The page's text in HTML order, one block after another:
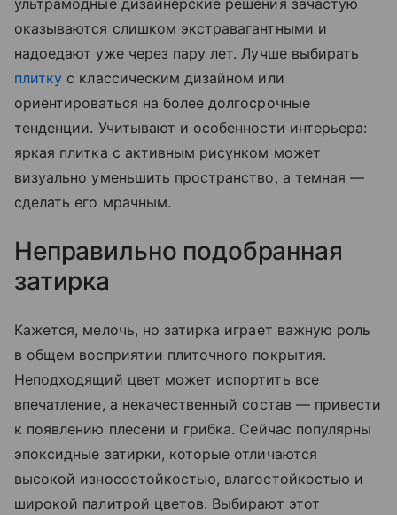
оказываются слишком экстравагантными и
надоедают уже через пару лет. Лучше выбирать
плитку с классическим дизайном или
ориентироваться на более долгосрочные
тенденции. Учитывают и особенности интерьера:
яркая плитка с активным рисунком может
визуально уменьшить пространство, а темная —
сделать его мрачным.
Неправильно подобранная
затирка
Кажется, мелочь, но затирка играет важную роль
в общем восприятии плиточного покрытия.
Неподходящий цвет может испортить все
впечатление, а некачественный состав — привести
к появлению плесени и грибка. Сейчас популярны
эпоксидные затирки, которые отличаются
высокой износостойкостью, влагостойкостью и
широкой палитрой цветов. Выбирают этот